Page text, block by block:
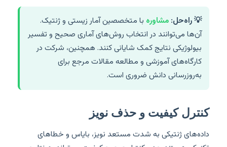
💡 راه‌حل: مشاوره با متخصصین آمار زیستی و ژنتیک.
آن‌ها می‌توانند در انتخاب روش‌های آماری صحیح و تفسیر
بیولوژیکی نتایج کمک شایانی کنند. همچنین، شرکت در
کارگاه‌های آموزشی و مطالعه مقالات مرجع برای
به‌روزرسانی دانش ضروری است.
کنترل کیفیت و حذف نویز
داده‌های ژنتیکی به شدت مستعد نویز، بایاس و خطاهای